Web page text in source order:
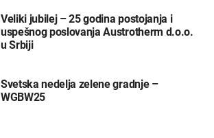
Veliki jubilej – 25 godina postojanja i
uspešnog poslovanja Austrotherm d.o.o.
u Srbiji
Svetska nedelja zelene gradnje –
WGBW25